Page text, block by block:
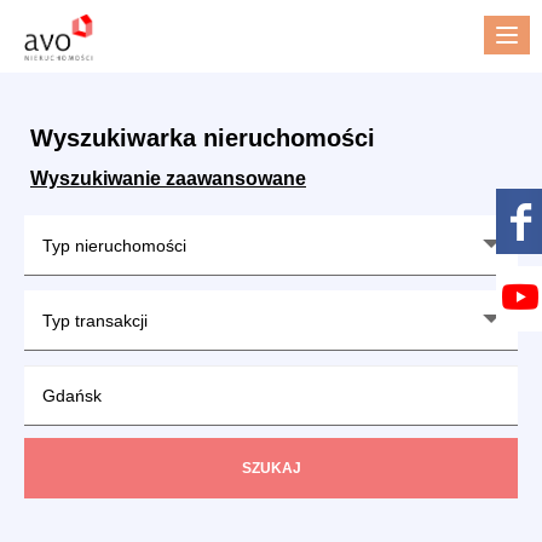
Wyszukiwarka nieruchomości
Wyszukiwanie zaawansowane
Typ nieruchomości
Typ transakcji